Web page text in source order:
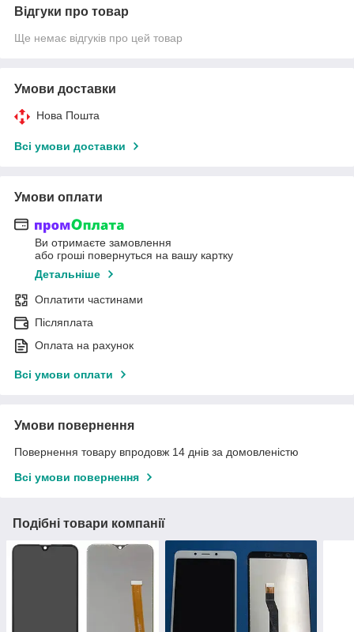
Відгуки про товар
Ще немає відгуків про цей товар
Умови доставки
Нова Пошта
Всі умови доставки
Умови оплати
Ви отримаєте замовлення
або гроші повернуться на вашу картку
Детальніше
Оплатити частинами
Післяплата
Оплата на рахунок
Всі умови оплати
Умови повернення
Повернення товару впродовж 14 днів за домовленістю
Всі умови повернення
Подібні товари компанії